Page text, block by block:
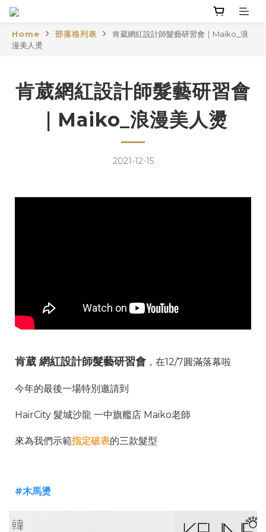
Home 部落格列表
肯葳網紅設計師髮藝研習會｜Maiko_浪
漫美人燙
肯葳網紅設計師髮藝研習會
｜Maiko_浪漫美人燙
2021-12-15
肯葳 網紅設計師髮藝研習會 ，在12/7圓滿落幕啦
今年的最後一場特別邀請到
HairCity 髮城沙龍 一中旗艦店 Maiko老師
來為我們示範指定破表的三款髮型
#木馬燙